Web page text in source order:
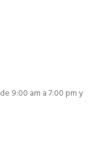
9:00 am a 7:00 pm y